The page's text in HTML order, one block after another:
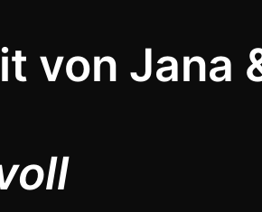
von Jana